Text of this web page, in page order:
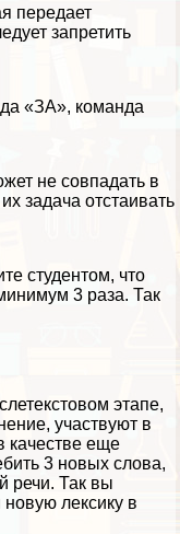
передает
запретить
«ЗА», комaнда
не совпадать в
задача отстаивать
студентом, что
3 раза. Так
этапе,
участвуют в
качестве еще
3 новых слова,
речи. Так вы
лексику в